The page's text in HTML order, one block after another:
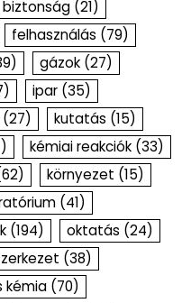
biztonság (21)
felhasználás (79)
gázok (27)
ipar (35)
(27) kutatás (15)
kémiai reakciók (33)
környezet (15)
(41)
(194) oktatás (24)
(38)
kémia (70)